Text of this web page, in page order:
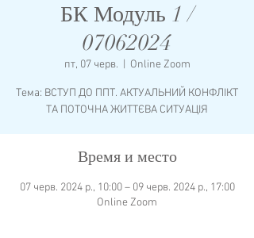
БК Модуль 1 /
07062024
пт, 07 черв. Online Zoom
Тема: ВСТУП ДО ППТ. АКТУАЛЬНИЙ КОНФЛІКТ
ТА ПОТОЧНА ЖИТТЄВА СИТУАЦІЯ
Время и место
07 черв. 2024 р., 10:00 – 09 черв. 2024 р., 17:00
Online Zoom